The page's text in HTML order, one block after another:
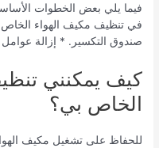
فيما يلي بعض الخطوات
في تنظيف مكيف الهواء
صندوق التكسير. * إزالة
كيف يمكنني
الخاص بي؟
للحفاظ على تشغيل مكيف